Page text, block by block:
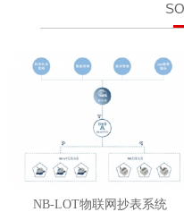
NB-LOT物联网抄表系统